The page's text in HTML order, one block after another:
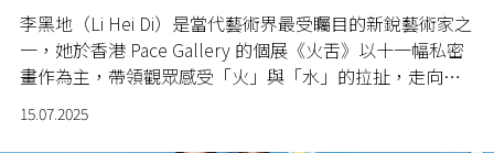
李黑地（Li Hei Di）是當代藝術界最受矚目的新銳藝術家之
一，她於香港 Pace Gallery 的個展《火舌》以十一幅私密
畫作為主，帶領觀眾感受「火」與「水」的拉扯，走向混
15.07.2025